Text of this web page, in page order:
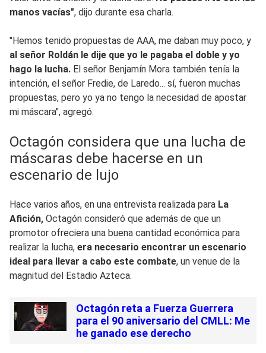
manos vacías", dijo durante esa charla.
"Hemos tenido propuestas de AAA, me daban muy poco, y
al señor Roldán le dije que yo le pagaba el doble y yo
hago la lucha. El señor Benjamín Mora también tenía la
intención, el señor Fredie, de Laredo... sí, fueron muchas
propuestas, pero yo ya no tengo la necesidad de apostar
mi máscara", agregó.
Octagón considera que una lucha de
máscaras debe hacerse en un
escenario de lujo
Hace varios años, en una entrevista realizada para La
Afición, Octagón consideró que además de que un
promotor ofreciera una buena cantidad económica para
realizar la lucha, era necesario encontrar un escenario
ideal para llevar a cabo este combate, un venue de la
magnitud del Estadio Azteca.
Octagón reta a Fuerza Guerrera
para el 90 aniversario del CMLL: Me
he ganado ese derecho